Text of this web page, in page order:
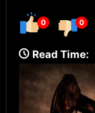
0 0
Read Time: